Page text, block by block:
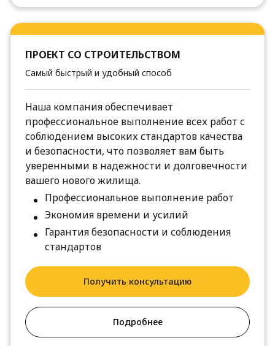
ПРОЕКТ СО СТРОИТЕЛЬСТВОМ
Самый быстрый и удобный способ
Наша компания обеспечивает
профессиональное выполнение всех работ с
соблюдением высоких стандартов качества
и безопасности, что позволяет вам быть
уверенными в надежности и долговечности
вашего нового жилища.
Профессиональное выполнение работ
Экономия времени и усилий
Гарантия безопасности и соблюдения
стандартов
Получить консультацию
Подробнее